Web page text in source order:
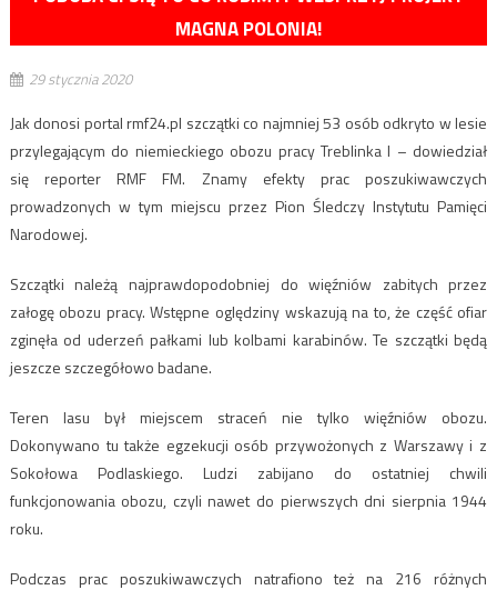
MAGNA POLONIA!
29 stycznia 2020
Jak donosi portal rmf24.pl szczątki co najmniej 53 osób odkryto w lesie
przylegającym do niemieckiego obozu pracy Treblinka I – dowiedział
się reporter RMF FM. Znamy efekty prac poszukiwawczych
prowadzonych w tym miejscu przez Pion Śledczy Instytutu Pamięci
Narodowej.
Szczątki należą najprawdopodobniej do więźniów zabitych przez
załogę obozu pracy. Wstępne oględziny wskazują na to, że część ofiar
zginęła od uderzeń pałkami lub kolbami karabinów. Te szczątki będą
jeszcze szczegółowo badane.
Teren lasu był miejscem straceń nie tylko więźniów obozu.
Dokonywano tu także egzekucji osób przywożonych z Warszawy i z
Sokołowa Podlaskiego. Ludzi zabijano do ostatniej chwili
funkcjonowania obozu, czyli nawet do pierwszych dni sierpnia 1944
roku.
Podczas prac poszukiwawczych natrafiono też na 216 różnych